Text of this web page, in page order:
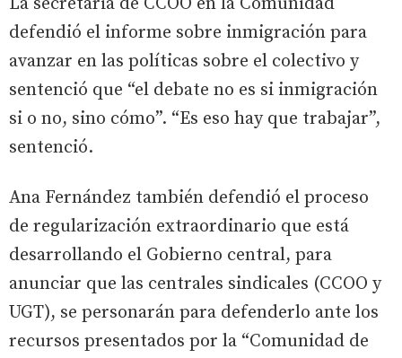
defendió el informe sobre inmigración para
avanzar en las políticas sobre el colectivo y
sentenció que “el debate no es si inmigración
si o no, sino cómo”. “Es eso hay que trabajar”,
sentenció.
Ana Fernández también defendió el proceso
de regularización extraordinario que está
desarrollando el Gobierno central, para
anunciar que las centrales sindicales (CCOO y
UGT), se personarán para defenderlo ante los
recursos presentados por la “Comunidad de